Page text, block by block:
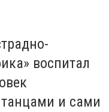
воспитал
и сами